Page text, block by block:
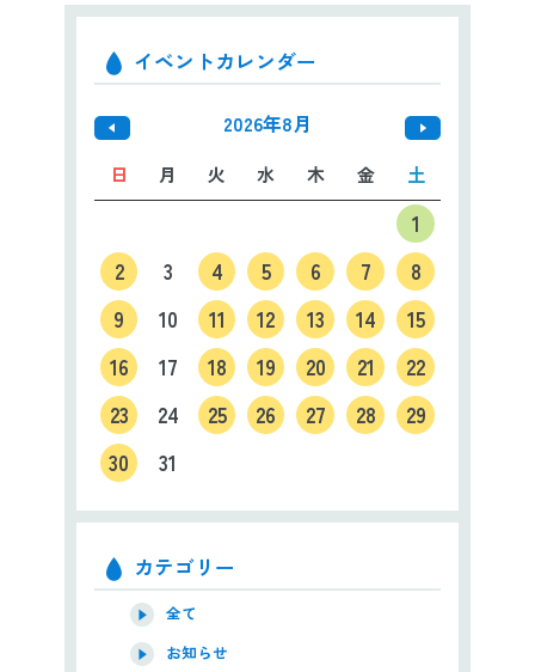
イベントカレンダー
2026年8月
日 月 火 水 木 金 土
1
2
3 4 5 6 7
8
9
10 11 12 13 14
15
16
17 18 19 20 21
22
23
24 25 26 27 28
29
30
31
カテゴリー
全て
お知らせ